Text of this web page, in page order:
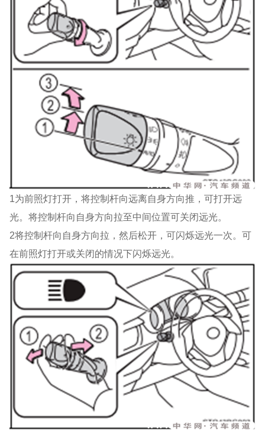
1为前照灯打开，将控制杆向远离自身方向推，可打开远
光。将控制杆向自身方向拉至中间位置可关闭远光。
2将控制杆向自身方向拉，然后松开，可闪烁远光一次。可
在前照灯打开或关闭的情况下闪烁远光。